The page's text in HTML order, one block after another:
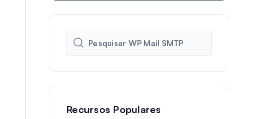
Recursos Populares